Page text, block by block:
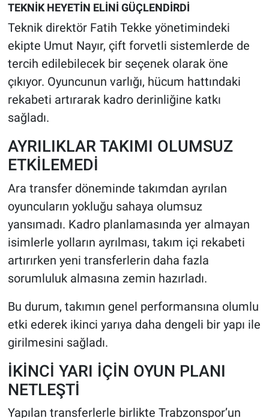
TEKNİK HEYETİN ELİNİ GÜÇLENDİRDİ
Teknik direktör Fatih Tekke yönetimindeki
ekipte Umut Nayır, çift forvetli sistemlerde de
tercih edilebilecek bir seçenek olarak öne
çıkıyor. Oyuncunun varlığı, hücum hattındaki
rekabeti artırarak kadro derinliğine katkı
sağladı.
AYRILIKLAR TAKIMI OLUMSUZ
ETKİLEMEDİ
Ara transfer döneminde takımdan ayrılan
oyuncuların yokluğu sahaya olumsuz
yansımadı. Kadro planlamasında yer almayan
isimlerle yolların ayrılması, takım içi rekabeti
artırırken yeni transferlerin daha fazla
sorumluluk almasına zemin hazırladı.
Bu durum, takımın genel performansına olumlu
etki ederek ikinci yarıya daha dengeli bir yapı ile
girilmesini sağladı.
İKİNCİ YARI İÇİN OYUN PLANI
NETLEŞTİ
Yapılan transferlerle birlikte Trabzonspor’un